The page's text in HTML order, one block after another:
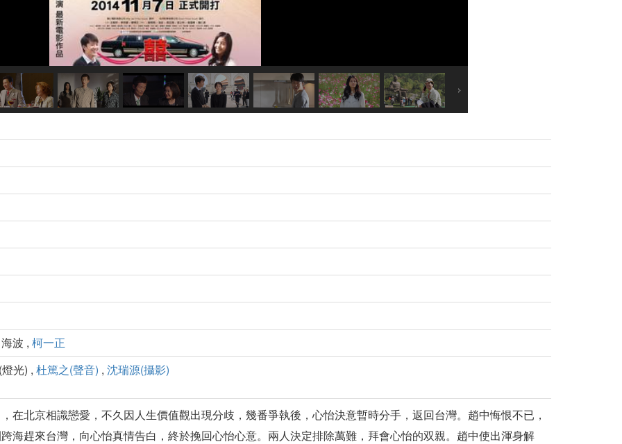
波 , 柯一正
光) , 杜篤之(聲音) , 沈瑞源(攝影)
在北京相識戀愛，不久因人生價值觀出現分歧，幾番爭執後，心怡決意暫時分手，返回台灣。趙中悔恨不已，
海趕來台灣，向心怡真情告白，終於挽回心怡心意。兩人決定排除萬難，拜會心怡的双親。趙中使出渾身解